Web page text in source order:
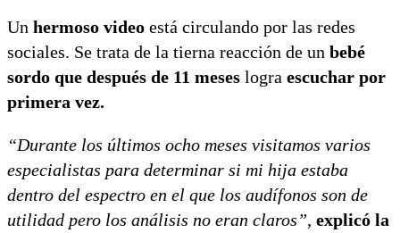
Un hermoso video está circulando por las redes
sociales. Se trata de la tierna reacción de un bebé
sordo que después de 11 meses logra escuchar por
primera vez.
“Durante los últimos ocho meses visitamos varios
especialistas para determinar si mi hija estaba
dentro del espectro en el que los audífonos son de
utilidad pero los análisis no eran claros”, explicó la